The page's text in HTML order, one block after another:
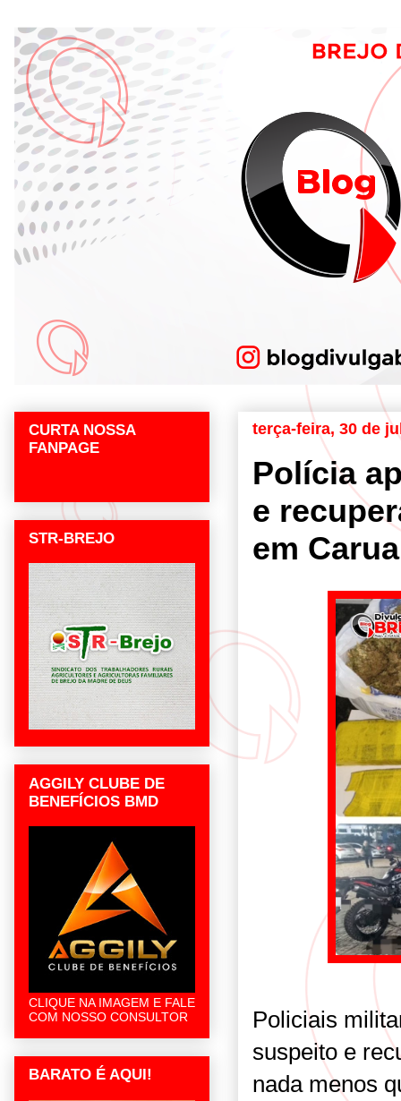
terça-feira, 30 de
Polícia
e
em
Policiais
suspeito e
nada menos
CURTA NOSSA
FANPAGE
STR-BREJO
AGGILY CLUBE DE
BENEFÍCIOS BMD
CLIQUE NA IMAGEM E FALE
COM NOSSO CONSULTOR
BARATO É AQUI!